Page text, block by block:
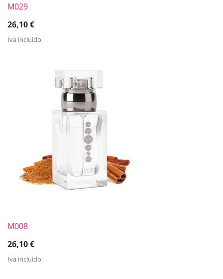
M029
26,10€
Iva incluido
M008
26,10€
Iva incluido